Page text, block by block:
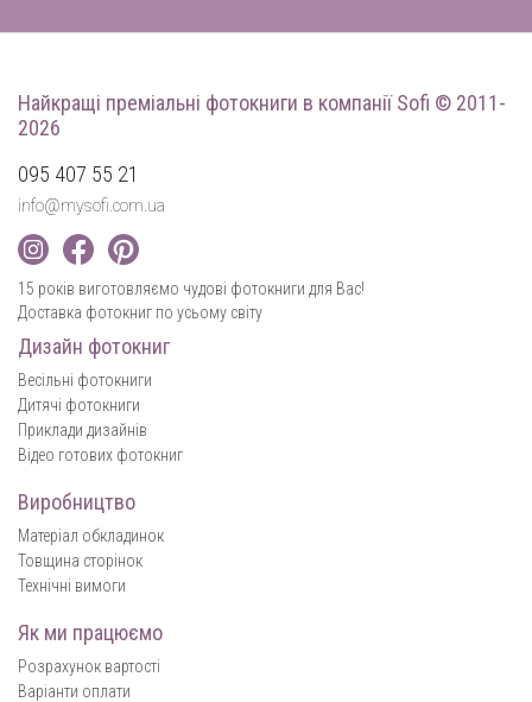
Найкращі преміальні фотокниги в компанії Sofi © 2011-
2026
095 407 55 21
info@mysofi.com.ua
15 років виготовляємо чудові фотокниги для Вас!
Доставка фотокниг по усьому світу
Дизайн фотокниг
Весільні фотокниги
Дитячі фотокниги
Приклади дизайнів
Відео готових фотокниг
Виробництво
Матеріал обкладинок
Товщина сторінок
Технічні вимоги
Як ми працюємо
Розрахунок вартості
Варіанти оплати